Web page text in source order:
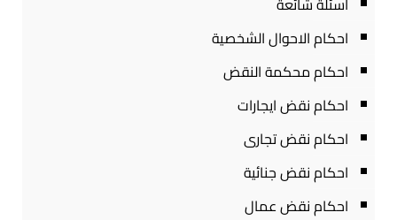
احكام الاحوال الشخصية
احكام محكمة النقض
احكام نقض ايجارات
احكام نقض تجارى
احكام نقض جنائية
احكام نقض عمال